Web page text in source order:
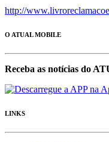
http://
O ATUAL MOBILE
Receba as notícias do
LINKS